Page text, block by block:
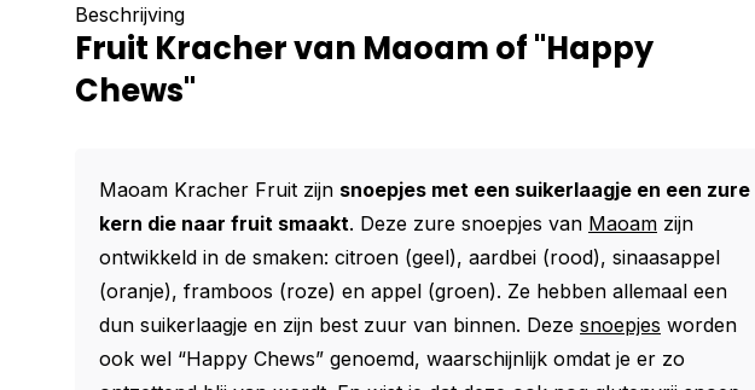
Beschrijving
Fruit Kracher van Maoam of "Happy
Chews"
Maoam Kracher Fruit zijn snoepjes met een suikerlaagje en een zure
kern die naar fruit smaakt. Deze zure snoepjes van Maoam zijn
ontwikkeld in de smaken: citroen (geel), aardbei (rood), sinaasappel
(oranje), framboos (roze) en appel (groen). Ze hebben allemaal een
dun suikerlaagje en zijn best zuur van binnen. Deze snoepjes worden
ook wel “Happy Chews” genoemd, waarschijnlijk omdat je er zo